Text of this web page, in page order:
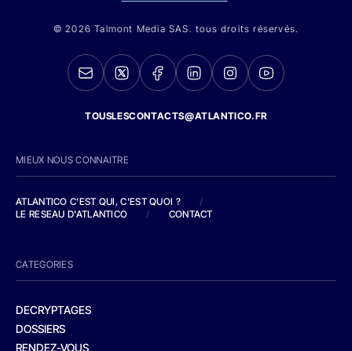
© 2026 Talmont Media SAS. tous droits réservés.
TOUSLESCONTACTS@ATLANTICO.FR
MIEUX NOUS CONNAITRE
ATLANTICO C'EST QUI, C'EST QUOI ?
/
LE RESEAU D'ATLANTICO
/ CONTACT
CATEGORIES
DECRYPTAGES
DOSSIERS
RENDEZ-VOUS